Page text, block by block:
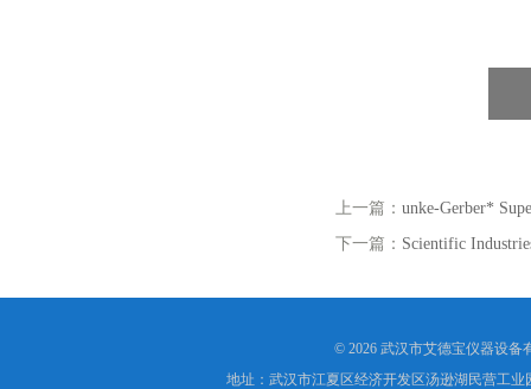
上一篇： unke-Gerber*
下一篇： Scientific
© 2026 武汉市艾德宝仪器设备
地址：武汉市江夏区经济开发区汤逊湖民营工业